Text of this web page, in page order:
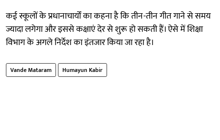
कई स्कूलों के प्रधानाचार्यों का कहना है कि तीन-तीन गीत गाने से समय
ज्यादा लगेगा और इससे कक्षाएं देर से शुरू हो सकती हैं। ऐसे में शिक्षा
विभाग के अगले निर्देश का इंतजार किया जा रहा है।
Vande Mataram Humayun Kabir